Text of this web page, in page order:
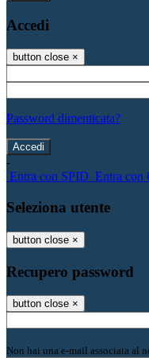
Accedi
button close ×
Password dimenticata?
-
Entra con SPID Entra con
Seleziona utente
button close ×
Recupero password
button close ×
Non hai una e-mail associata al